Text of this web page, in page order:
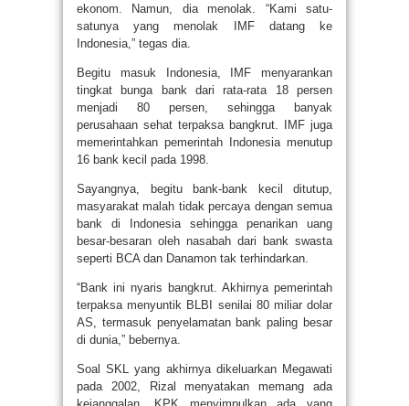
ekonom. Namun, dia menolak. “Kami satu-
satunya yang menolak IMF datang ke
Indonesia,” tegas dia.
Begitu masuk Indonesia, IMF menyarankan
tingkat bunga bank dari rata-rata 18 persen
menjadi 80 persen, sehingga banyak
perusahaan sehat terpaksa bangkrut. IMF juga
memerintahkan pemerintah Indonesia menutup
16 bank kecil pada 1998.
Sayangnya, begitu bank-bank kecil ditutup,
masyarakat malah tidak percaya dengan semua
bank di Indonesia sehingga penarikan uang
besar-besaran oleh nasabah dari bank swasta
seperti BCA dan Danamon tak terhindarkan.
“Bank ini nyaris bangkrut. Akhirnya pemerintah
terpaksa menyuntik BLBI senilai 80 miliar dolar
AS, termasuk penyelamatan bank paling besar
di dunia,” bebernya.
Soal SKL yang akhirnya dikeluarkan Megawati
pada 2002, Rizal menyatakan memang ada